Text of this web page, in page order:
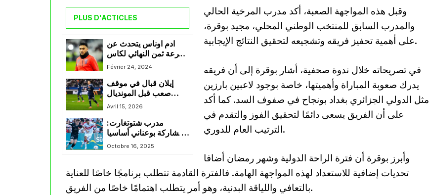
PLUS D'ACTICLES
ادم اوناس يتحدث عن
قرعة ثمن النهائي لكاس
المؤتمر الاوروبي
Février 24, 2024
إيلان قبال في موقف
صعب قبل المونديال
بسبب صيامه التهديفي
أف سي
Avril 15, 2026
مدرب شتوتغارت:
“مشاركة بوعناني أساسيا
غير مضمونة وهذا هو
السبب”
Octobre 16, 2025
وقبل هذه المواجهة الصعبة، أكد مدرب المرخية الحالي
والمدرب السابق للمنتخب الوطني المحلي، مجيد بوقرة،
على أهمية تحفيز فريقه وتشجيعه لتحقيق النتائج الإيجابية.
في تصريحاته خلال ندوة صحفية، أشار بوقرة إلى أن فريقه
يدرك صعوبة المباراة وأهميتها، خاصة بوجود لاعبين بارزين
مثل الدولي الجزائري بغداد بونجاح في صفوف السد. كما أكد
على أن الفريق يسعى دائمًا لتحقيق الفوز والتقدم في
الترتيب العام للدوري.
وأبرز بوقرة أن فترة الراحة الدولية وشهر رمضان أضافا
تحديات إضافية للاستعداد لهذه المواجهة الهامة. فالفترة القادمة تتطلب برنامجًا خاصًا للعناية
بالتعافي واللياقة البدنية، وهو أمر يتطلب اهتمامًا خاصًا من الفريق.